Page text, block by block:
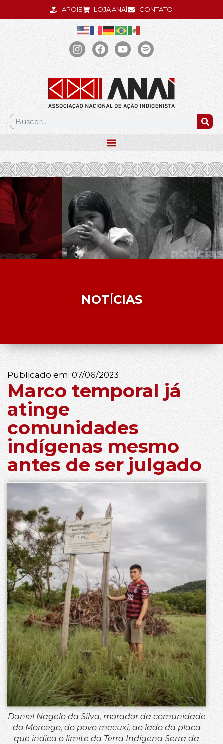
APOIE LOJA ANAÍ CONTATO
.
NOTÍCIAS
Publicado em: 07/06/2023
Marco temporal já
atinge
comunidades
indígenas mesmo
antes de ser julgado
Daniel Nagelo da Silva, morador da comunidade
do Morcego, do povo macuxi, ao lado da placa
que indica o limite da Terra Indígena Serra da